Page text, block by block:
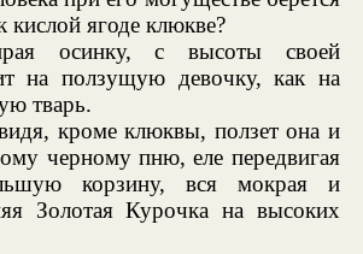
кислой ягоде клюкве?
осинку, с высоты своей
на ползущую девочку, как на
тварь.
кроме клюквы, ползет она и
черному пню, еле передвигая
корзину, вся мокрая и
Золотая Курочка на высоких